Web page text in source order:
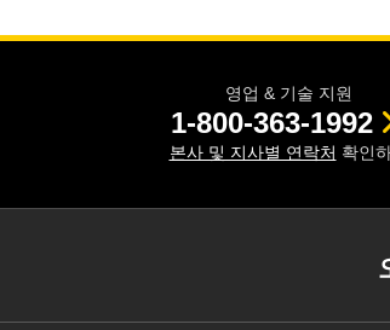
영업 & 기술 지원
1-800-363-1992
본사 및 지사별 연락처 확인